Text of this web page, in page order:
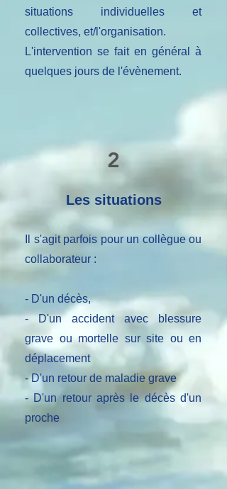
situations individuelles et
collectives, et/l'organisation.
L'intervention se fait en général à
quelques jours de l'évènement.
2
Les situations
Il s'agit parfois pour un collègue ou
collaborateur :
- D'un décès,
- D'un accident avec blessure
grave ou mortelle sur site ou en
déplacement
- D'un retour de maladie grave
- D'un retour après le décès d'un
proche